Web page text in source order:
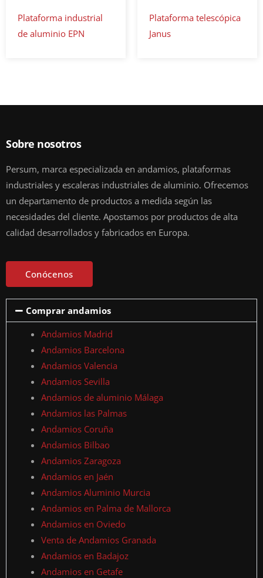
Plataforma industrial
de aluminio EPN
Plataforma telescópica
Janus
Sobre nosotros
Persum, marca especializada en andamios, plataformas
industriales y escaleras industriales de aluminio. Ofrecemos
un departamento de productos a medida según las
necesidades del cliente. Apostamos por productos de alta
calidad desarrollados y fabricados en Europa.
Conócenos
Comprar andamios
Andamios Madrid
Andamios Barcelona
Andamios Valencia
Andamios Sevilla
Andamios de aluminio Málaga
Andamios las Palmas
Andamios Coruña
Andamios Bilbao
Andamios Zaragoza
Andamios en Jaén
Andamios Aluminio Murcia
Andamios en Palma de Mallorca
Andamios en Oviedo
Venta de Andamios Granada
Andamios en Badajoz
Andamios en Getafe